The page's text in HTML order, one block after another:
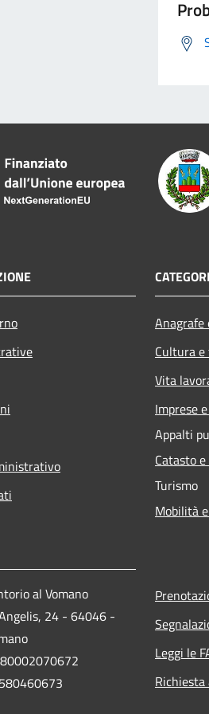
Cultura
Vita
Imprese
Appalti
Catasto
Turismo
Mobilità
al Vomano
24 - 64046 -
80002070672
Leggi le